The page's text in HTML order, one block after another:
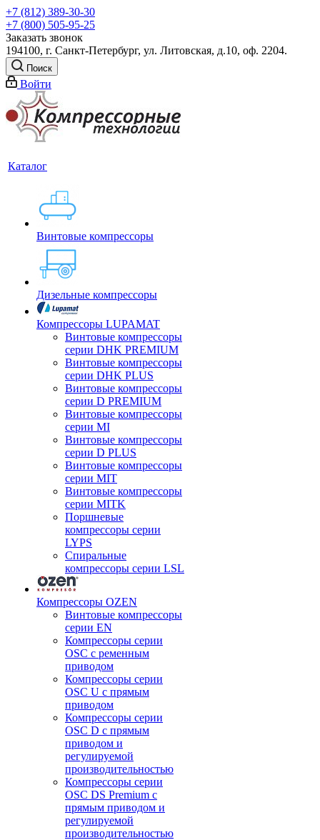
+7 (812) 389-30-30
+7 (800) 505-95-25
Заказать звонок
194100, г. Санкт-Петербург, ул. Литовская, д.10, оф. 2204.
Поиск
Войти
Каталог
Винтовые компрессоры
Дизельные компрессоры
Компрессоры LUPAMAT
Винтовые компрессоры
серии DHK PREMIUM
Винтовые компрессоры
серии DHK PLUS
Винтовые компрессоры
серии D PREMIUM
Винтовые компрессоры
серии MI
Винтовые компрессоры
серии D PLUS
Винтовые компрессоры
серии MIT
Винтовые компрессоры
серии MITK
Поршневые
компрессоры серии
LYPS
Спиральные
компрессоры серии LSL
Компрессоры OZEN
Винтовые компрессоры
серии EN
Компрессоры серии
OSC с ременным
приводом
Компрессоры серии
OSC U с прямым
приводом
Компрессоры серии
OSC D с прямым
приводом и
регулируемой
производительностью
Компрессоры серии
OSC DS Premium с
прямым приводом и
регулируемой
производительностью